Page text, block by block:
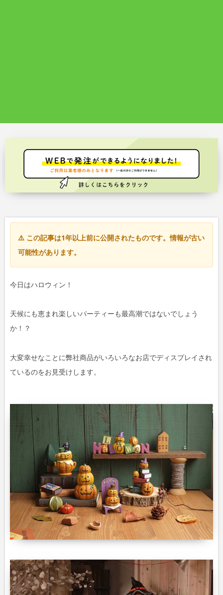
⚠️ この記事は1年以上前に公開されたものです。情報が古い
可能性があります。
今日はハロウィン！
天候にも恵まれ楽しいパーティーも最高潮ではないでしょう
か！？
大変幸せなことに弊社商品がいろいろなお店でディスプレイされ
ているのをお見受けします。